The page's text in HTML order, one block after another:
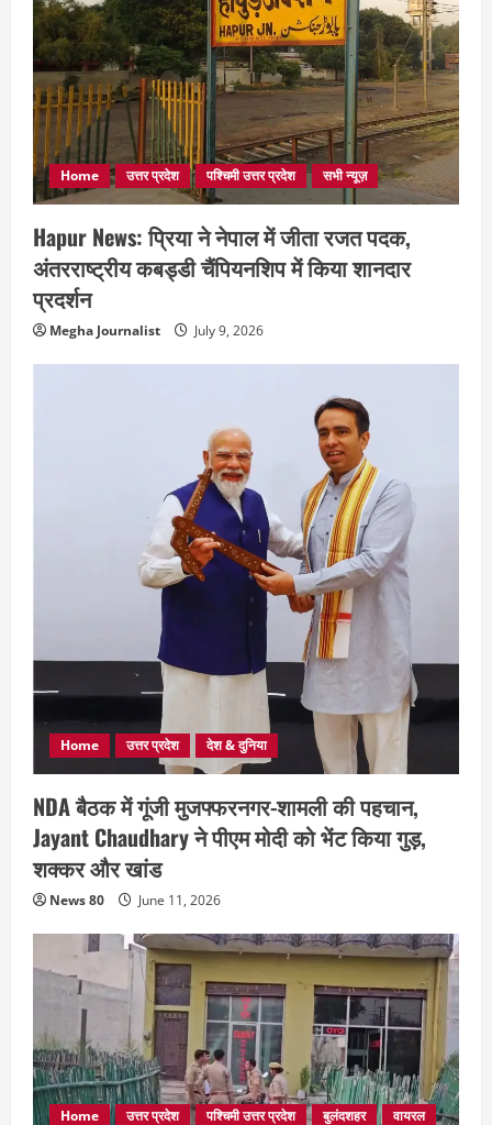
Home उत्तर प्रदेश पश्चिमी उत्तर प्रदेश सभी न्यूज़
Hapur News: प्रिया ने नेपाल में जीता रजत पदक,
अंतरराष्ट्रीय कबड्डी चैंपियनशिप में किया शानदार
प्रदर्शन
Megha Journalist July 9, 2026
Home उत्तर प्रदेश देश & दुनिया
NDA बैठक में गूंजी मुजफ्फरनगर-शामली की पहचान,
Jayant Chaudhary ने पीएम मोदी को भेंट किया गुड़,
शक्कर और खांड
News 80 June 11, 2026
Home उत्तर प्रदेश पश्चिमी उत्तर प्रदेश बुलंदशहर वायरल